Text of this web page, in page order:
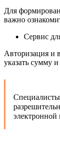
Для
важно
Сервис
Авторизация и
указать сумму
электронной